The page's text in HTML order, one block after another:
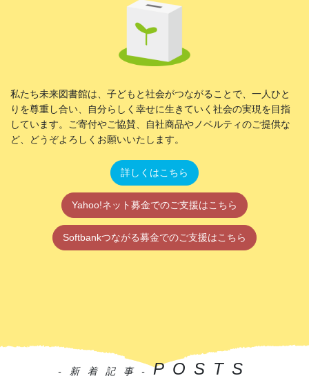
私たち未来図書館は、子どもと社会がつながることで、一人ひと
りを尊重し合い、自分らしく幸せに生きていく社会の実現を目指
しています。ご寄付やご協賛、自社商品やノベルティのご提供な
ど、どうぞよろしくお願いいたします。
詳しくはこちら
Yahoo!ネット募金でのご支援はこちら
Softbankつながる募金でのご支援はこちら
-新着記事- POSTS